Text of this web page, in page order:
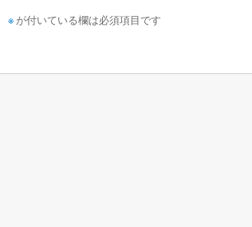
※ が付いている欄は必須項目です